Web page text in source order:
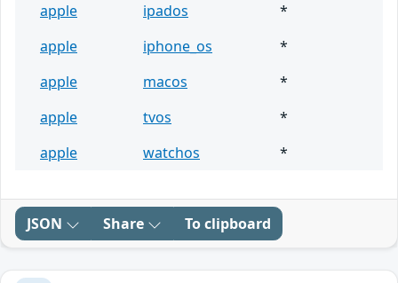
apple ipados
*
apple
iphone_os
*
apple
macos
*
apple
tvos
*
apple
watchos *
JSON Share To clipboard